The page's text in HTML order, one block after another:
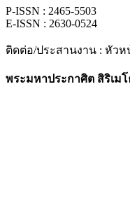
P-ISSN : 2465-5503
E-ISSN : 2630-0524
ติดต่อ/ประสานงาน : หัว
พระมหาประกาศิต สิริเมโ